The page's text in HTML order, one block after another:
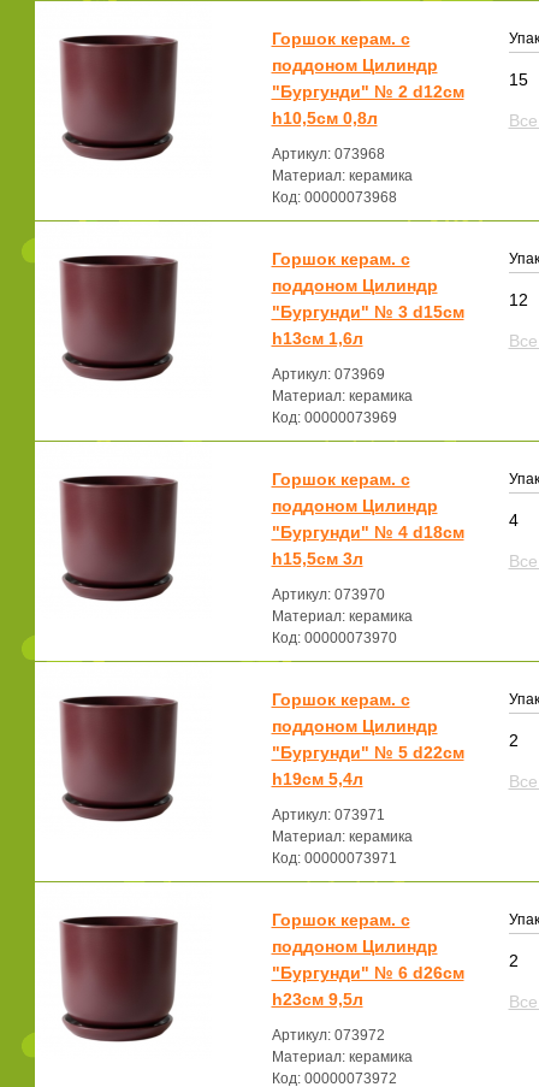
Горшок керам. с
поддоном Цилиндр
"Бургунди" № 2 d12см
h10,5см 0,8л
Артикул: 073968
Материал: керамика
Код: 00000073968
15
Горшок керам. с
поддоном Цилиндр
"Бургунди" № 3 d15см
h13см 1,6л
Артикул: 073969
Материал: керамика
Код: 00000073969
12
Горшок керам. с
поддоном Цилиндр
"Бургунди" № 4 d18см
h15,5см 3л
Артикул: 073970
Материал: керамика
Код: 00000073970
4
Горшок керам. с
поддоном Цилиндр
"Бургунди" № 5 d22см
h19см 5,4л
Артикул: 073971
Материал: керамика
Код: 00000073971
2
Горшок керам. с
поддоном Цилиндр
"Бургунди" № 6 d26см
h23см 9,5л
Артикул: 073972
Материал: керамика
Код: 00000073972
2